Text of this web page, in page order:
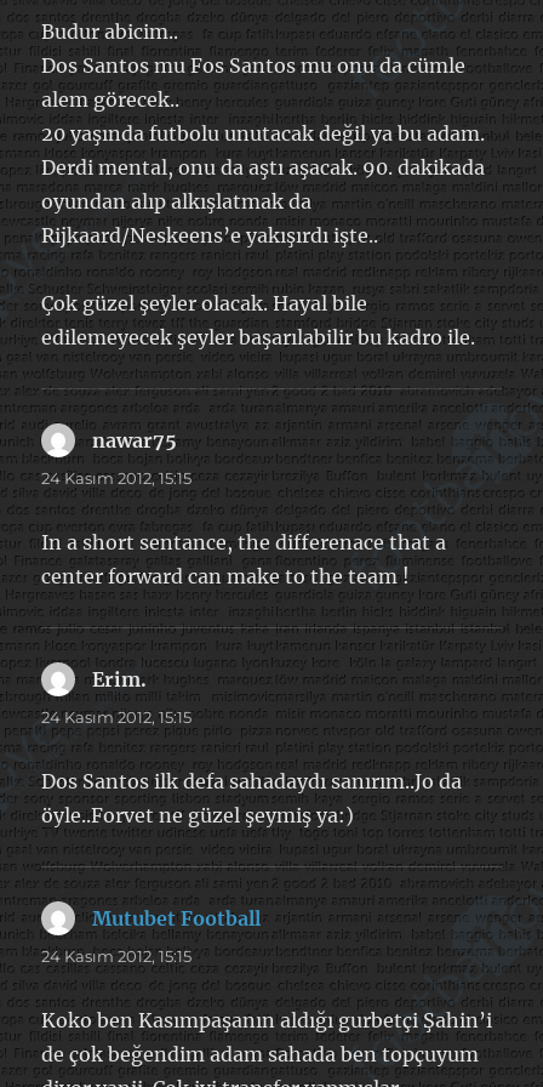
Budur abicim..
Dos Santos mu Fos Santos mu onu da cümle
alem görecek..
20 yaşında futbolu unutacak değil ya bu adam.
Derdi mental, onu da aştı aşacak. 90. dakikada
oyundan alıp alkışlatmak da
Rijkaard/Neskeens’e yakışırdı işte..
Çok güzel şeyler olacak. Hayal bile
edilemeyecek şeyler başarılabilir bu kadro ile.
nawar75dedi
ki:
24 Kasım 2012, 15:15
In a short sentance, the differenace that a
center forward can make to the team !
Erim. dedi
ki:
24 Kasım 2012, 15:15
Dos Santos ilk defa sahadaydı sanırım..Jo da
öyle..Forvet ne güzel şeymiş ya:)
Mutubet Footballdedi
ki:
24 Kasım 2012, 15:15
Koko ben Kasımpaşanın aldığı gurbetçi Şahin’i
de çok beğendim adam sahada ben topçuyum